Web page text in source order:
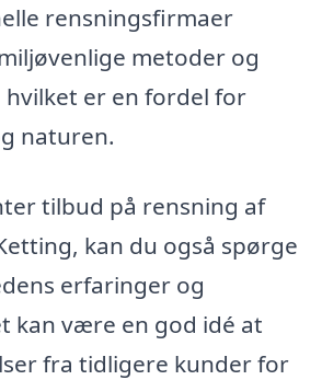
rensningsfirmaer
metoder og
er en fordel for
naturen.
tilbud på rensning af
kan du også spørge
erfaringer og
kan være en god idé at
fra tidligere kunder for